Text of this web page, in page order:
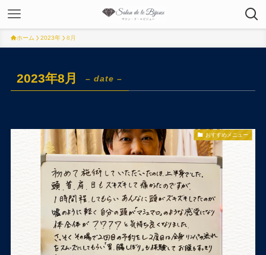
ホーム 2023年 8月
2023年8月 – date –
おすすめメニュー